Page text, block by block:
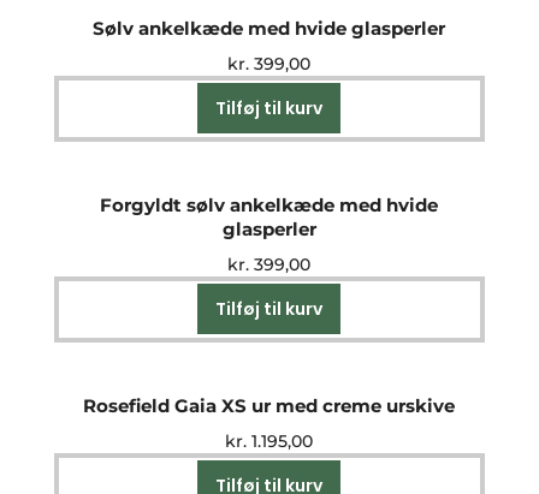
Sølv ankelkæde med hvide glasperler
kr. 399,00
Tilføj til kurv
Forgyldt sølv ankelkæde med hvide
glasperler
kr. 399,00
Tilføj til kurv
Rosefield Gaia XS ur med creme urskive
kr. 1.195,00
Tilføj til kurv